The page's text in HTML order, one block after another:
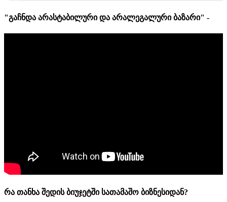
"გაჩნდა არასტაბილური და არალეგალური ბაზარი" -
რა თანხა შედის ბიუჯეტში სათამაშო ბიზნესიდან?